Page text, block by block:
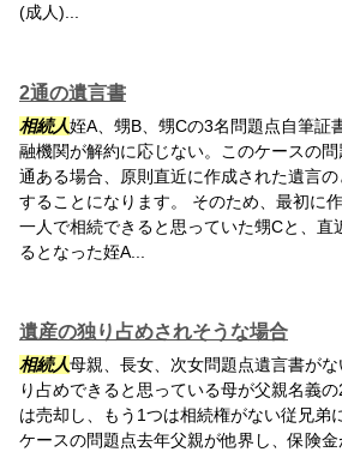
(成人)...
2通の遺言書
相続人姪A、甥B、甥Cの3名問題点自筆証
融機関が解約に応じない。このケースの
通ある場合、原則直近に作成された遺言
することになります。 そのため、最初に
一人で相続できると思っていた甥Cと、直
るとなった姪A...
遺産の独り占めされそうな場合
相続人母親、長女、次女問題点遺言書が
り占めできると思っている母が父親名義
は売却し、もう1つは相続権がない従兄弟
ケースの問題点去年父親が他界し、保険